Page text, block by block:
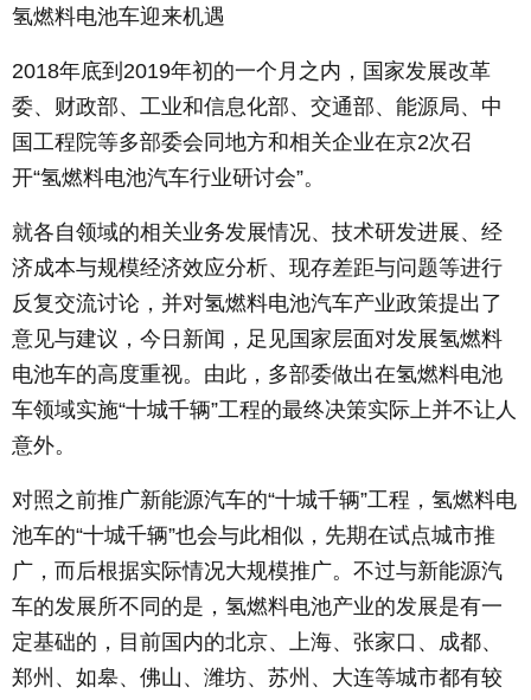
氢燃料电池车迎来机遇
2018年底到2019年初的一个月之内，国家发展改革
委、财政部、工业和信息化部、交通部、能源局、中
国工程院等多部委会同地方和相关企业在京2次召
开“氢燃料电池汽车行业研讨会”。
就各自领域的相关业务发展情况、技术研发进展、经
济成本与规模经济效应分析、现存差距与问题等进行
反复交流讨论，并对氢燃料电池汽车产业政策提出了
意见与建议，今日新闻，足见国家层面对发展氢燃料
电池车的高度重视。由此，多部委做出在氢燃料电池
车领域实施“十城千辆”工程的最终决策实际上并不让人
意外。
对照之前推广新能源汽车的“十城千辆”工程，氢燃料电
池车的“十城千辆”也会与此相似，先期在试点城市推
广，而后根据实际情况大规模推广。不过与新能源汽
车的发展所不同的是，氢燃料电池产业的发展是有一
定基础的，目前国内的北京、上海、张家口、成都、
郑州、如皋、佛山、潍坊、苏州、大连等城市都有较